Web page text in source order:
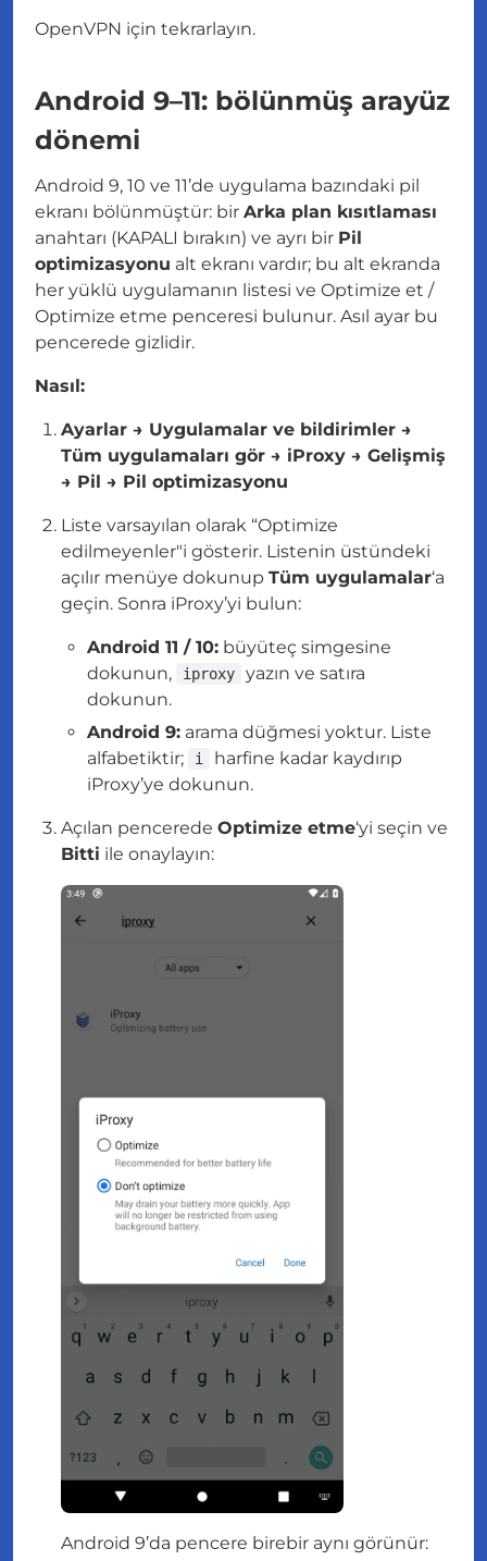
OpenVPN için tekrarlayın.
Android 9–11: bölünmüş arayüz
dönemi
Android 9, 10 ve 11’de uygulama bazındaki pil
ekranı bölünmüştür: bir Arka plan kısıtlaması
anahtarı (KAPALI bırakın) ve ayrı bir Pil
optimizasyonu alt ekranı vardır; bu alt ekranda
her yüklü uygulamanın listesi ve Optimize et /
Optimize etme penceresi bulunur. Asıl ayar bu
pencerede gizlidir.
Nasıl:
Ayarlar → Uygulamalar ve bildirimler →
Tüm uygulamaları gör → iProxy → Gelişmiş
→ Pil → Pil optimizasyonu
Liste varsayılan olarak “Optimize
edilmeyenler"i gösterir. Listenin üstündeki
açılır menüye dokunup Tüm uygulamalar‘a
geçin. Sonra iProxy’yi bulun:
Android 11 / 10: büyüteç simgesine
dokunun,
iproxy
yazın ve satıra
dokunun.
Android 9: arama düğmesi yoktur. Liste
alfabetiktir;
i
harfine kadar kaydırıp
iProxy’ye dokunun.
Açılan pencerede Optimize etme‘yi seçin ve
Bitti ile onaylayın:
Android 9’da pencere birebir aynı görünür: